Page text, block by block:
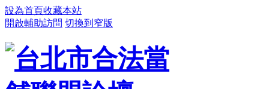
設為首頁收藏本站
開啟輔助訪問 切換到窄版